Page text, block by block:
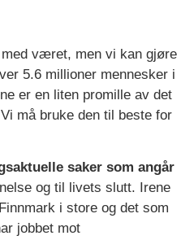
været, men vi kan gjøre
5.6 millioner mennesker i
er en liten promille av det
må bruke den til beste for
saker som angår
og til livets slutt. Irene
i store og det som
jobbet mot